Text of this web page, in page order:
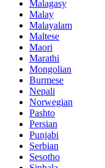
Malagasy
Malay
Malayalam
Maltese
Maori
Marathi
Mongolian
Burmese
Nepali
Norwegian
Pashto
Persian
Punjabi
Serbian
Sesotho